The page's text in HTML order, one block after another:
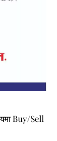
Buy/Sell